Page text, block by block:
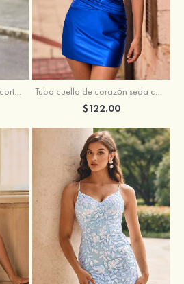
Tubo cuello de corazón tul corto/mini vestido para homecoming Tubo cuello de corazón seda como el satén corto vestido para homecoming
$122.00